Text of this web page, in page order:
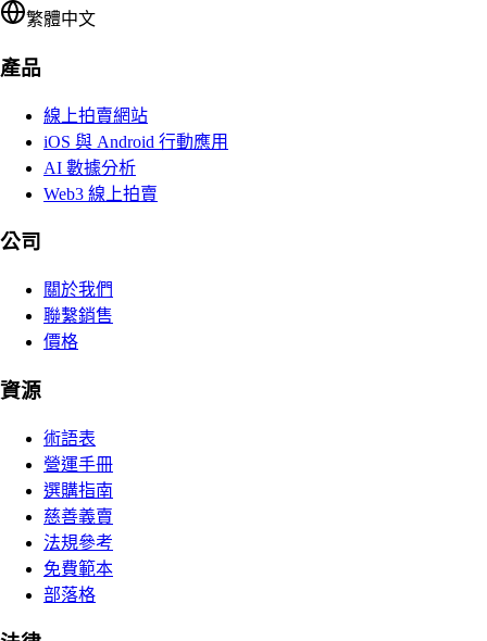
繁體中文
產品
線上拍賣網站
iOS 與 Android 行動應用
AI 數據分析
Web3 線上拍賣
公司
關於我們
聯繫銷售
價格
資源
術語表
營運手冊
選購指南
慈善義賣
法規參考
免費範本
部落格